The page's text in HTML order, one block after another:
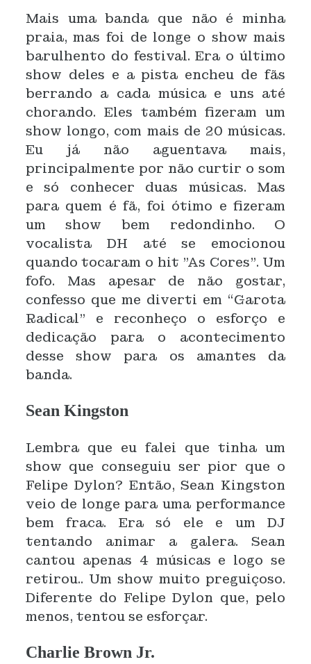
Mais uma banda que não é minha
praia, mas foi de longe o show mais
barulhento do festival. Era o último
show deles e a pista encheu de fãs
berrando a cada música e uns até
chorando. Eles também fizeram um
show longo, com mais de 20 músicas.
Eu já não aguentava mais,
principalmente por não curtir o som
e só conhecer duas músicas. Mas
para quem é fã, foi ótimo e fizeram
um show bem redondinho. O
vocalista DH até se emocionou
quando tocaram o hit "As Cores". Um
fofo. Mas apesar de não gostar,
confesso que me diverti em “Garota
Radical” e reconheço o esforço e
dedicação para o acontecimento
desse show para os amantes da
banda.
Sean Kingston
Lembra que eu falei que tinha um
show que conseguiu ser pior que o
Felipe Dylon? Então, Sean Kingston
veio de longe para uma performance
bem fraca. Era só ele e um DJ
tentando animar a galera. Sean
cantou apenas 4 músicas e logo se
retirou.. Um show muito preguiçoso.
Diferente do Felipe Dylon que, pelo
menos, tentou se esforçar.
Charlie Brown Jr.